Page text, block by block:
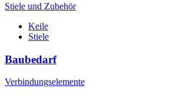
Stiele und Zubehör
Keile
Stiele
Baubedarf
Verbindungselemente